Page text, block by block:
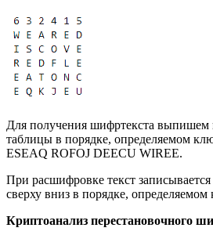
Для получения шифртекста выпишем
таблицы в порядке, определяемом
ESEAQ ROFOJ DEECU WIREE.
При расшифровке текст
сверху вниз в порядке,
Криптоанализ перестановочного